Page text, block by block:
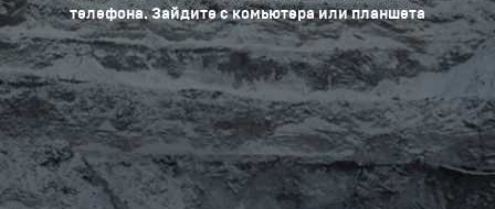
телефона. Зайдите с комьютера или планшета